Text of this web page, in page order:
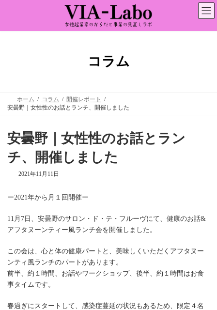
ン
ー
コラム
ホーム コラム
開催レポート
安曇野｜女性性のお話とランチ、開催しました
安曇野｜女性性のお話とラン
チ、開催しました
2021年11月11日
ー2021年から月１回開催ー
11月7日、安曇野のサロン・ド・テ・フルーヴにて、健康のお話&
アフタヌーンティー風ランチ会を開催しました。
この会は、心と体の健康パートと、美味しくいただくアフタヌー
ンティ風ランチのパートがあります。
前半、約１時間、お話やワークショップ、後半、約１時間はお食
事タイムです。
春過ぎにスタートして、感染症蔓延の状況もあるため、限定４名